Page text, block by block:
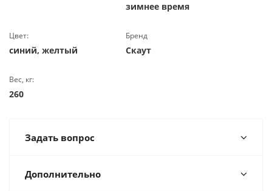
зимнее время
Цвет:
синий, желтый
Бренд
Скаут
Вес, кг:
260
Задать вопрос
Дополнительно